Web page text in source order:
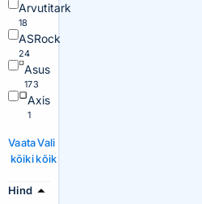
Arvutitark
18
ASRock
24
Asus
173
Axis
1
Vaata
kõiki
Vali
kõik
Hind